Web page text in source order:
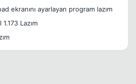
ekranını ayarlayan program lazım
Lazım